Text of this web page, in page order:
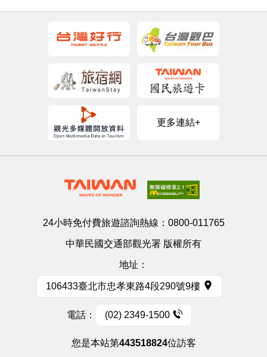
更多連結+
24小時免付費旅遊諮詢熱線： 0800-011765
中華民國交通部觀光署 版權所有
地址：
106433臺北市忠孝東路4段290號9樓
電話： (02) 2349-1500
您是本站第443518824位訪客